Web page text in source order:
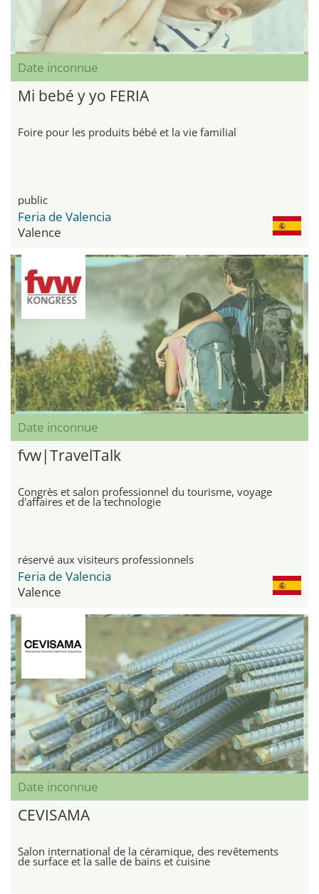
Date inconnue
Mi bebé y yo FERIA
Foire pour les produits bébé et la vie familial
public
Feria de Valencia
Valence
Date inconnue
fvw|TravelTalk
Congrès et salon professionnel du tourisme, voyage
d'affaires et de la technologie
réservé aux visiteurs professionnels
Feria de Valencia
Valence
Date inconnue
CEVISAMA
Salon international de la céramique, des revêtements
de surface et la salle de bains et cuisine